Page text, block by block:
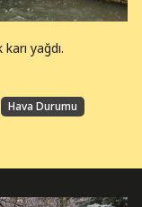
yağdı.
Hava Durumu